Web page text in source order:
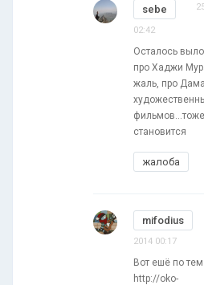
sebe
02:42
Осталось
про Хаджи
жаль, про
становится
жалоба
mifodius
2014 00:17
Вот ешё по
http://oko-